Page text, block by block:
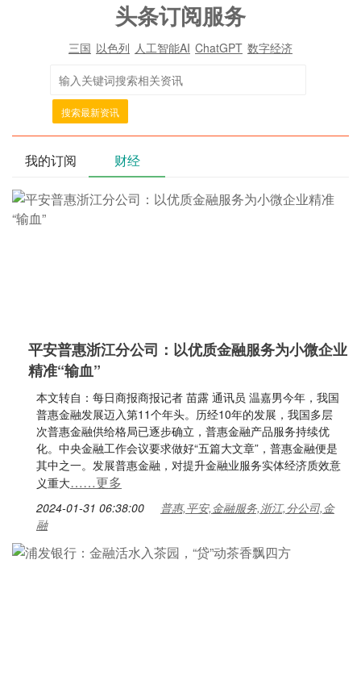
头条订阅服务
三国 以色列 人工智能AI ChatGPT 数字经济
搜索最新资讯
我的订阅 财经
平安普惠浙江分公司：以优质金融服务为小微企业
精准“输血”
本文转自：每日商报商报记者 苗露 通讯员 温嘉男今年，我国
普惠金融发展迈入第11个年头。历经10年的发展，我国多层
次普惠金融供给格局已逐步确立，普惠金融产品服务持续优
化。中央金融工作会议要求做好“五篇大文章”，普惠金融便是
其中之一。发展普惠金融，对提升金融业服务实体经济质效意
义重大……更多
2024-01-31 06:38:00
普惠,平安,金融服务,浙江,分公司,金
融